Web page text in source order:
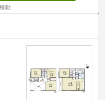
動